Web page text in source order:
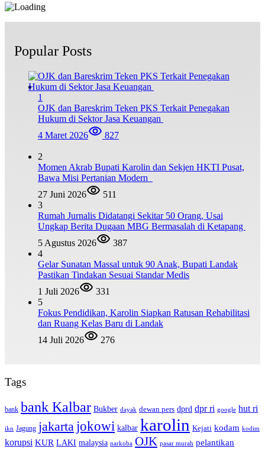
Popular Posts
1
OJK dan Bareskrim Teken PKS Terkait Penegakan
Hukum di Sektor Jasa Keuangan
4 Maret 2026
827
2
Momen Akrab Bupati Karolin dan Sekjen HKTI Pusat,
Bawa Misi Pertanian Modern
27 Juni 2026
511
3
Rumah Jurnalis Didatangi Sekitar 50 Orang, Usai
Ungkap Berita Dugaan MBG Bermasalah di Ketapang
5 Agustus 2026
387
4
Gelar Sunatan Massal untuk 90 Anak, Bupati Landak
Pastikan Tindakan Sesuai Standar Medis
1 Juli 2026
331
5
Fokus Pendidikan, Karolin Siapkan Ratusan Rehabilitasi
dan Ruang Kelas Baru di Landak
14 Juli 2026
276
Tags
bank bank Kalbar Bukber dayak dewan pers dprd dpr ri google hut ri
ikn Jagung jakarta jokowi kalbar karolin Kejati kodam kodim
korupsi KUR LAKI malaysia narkoba OJK pasar murah pelantikan